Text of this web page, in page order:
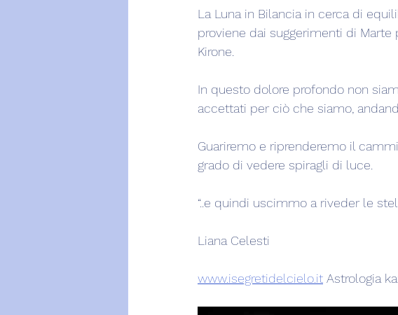
La Luna in Bilancia in cerca di
proviene dai suggerimenti di
Kirone.
In questo dolore profondo non
accettati per ciò che siamo,
Guariremo e riprenderemo il
grado di vedere spiragli di luce.
“..e quindi uscimmo a riveder le
Liana Celesti
www.isegretidelcielo.it Astrologia